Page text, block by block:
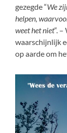
gezegde “We
helpen,
weet het niet“.
waarschijnlijk
op aarde om